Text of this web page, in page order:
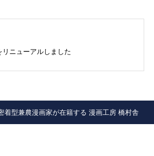
リニューアルしました
着型兼農漫画家が在籍する 漫画工房 橋村舎